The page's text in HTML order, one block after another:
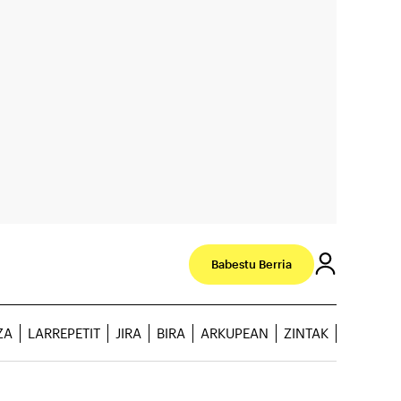
Babestu Berria
LARREPETIT JIRA BIRA ARKUPEAN ZINTAK